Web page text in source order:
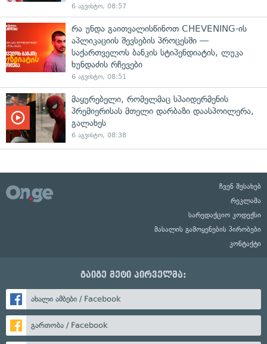
6 აგვისტო, 08:57
რა უნდა გაითვალისწინოთ CHEVENING-ის
აპლიკაციის შევსების პროცესში —
საქართველოს ბანკის სტიპენდიატის, ლუკა
ხუნდაძის რჩევები
6 აგვისტო, 08:51
მაყურებელი, რომელმაც სპაიდერმენის
პრემიერისას მთელი დარბაზი დაასპოილერა,
გალახეს
6 აგვისტო, 08:38
ჩვენ შესახებ
რეკლამა
სარედაქციო კოდექსი
მასალის გამოყენების პირობები
კონტაქტი
გაიგე მეტი პირველმა:
ახალი ამბები / Facebook
გართობა / Facebook